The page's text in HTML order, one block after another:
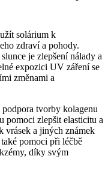
solárium k
zdraví a pohody.
je zlepšení nálady ⁤a
expozici⁣ UV záření se
změnami​ a
tvorby kolagenu
pomoci zlepšit elasticitu ⁢a
⁢vrásek a jiných známek⁢
⁤pomoci při léčbě
⁤díky svým